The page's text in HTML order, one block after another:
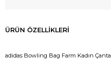
ÜRÜN ÖZELLIKLERI
adidas Bowling Bag Farm Kadın Çanta